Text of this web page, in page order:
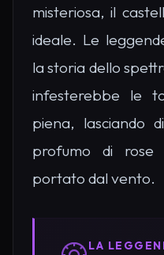
misteriosa, il
ideale. Le
la storia dello
infesterebbe le
piena, lasciando
profumo di
portato dal vento.
LA